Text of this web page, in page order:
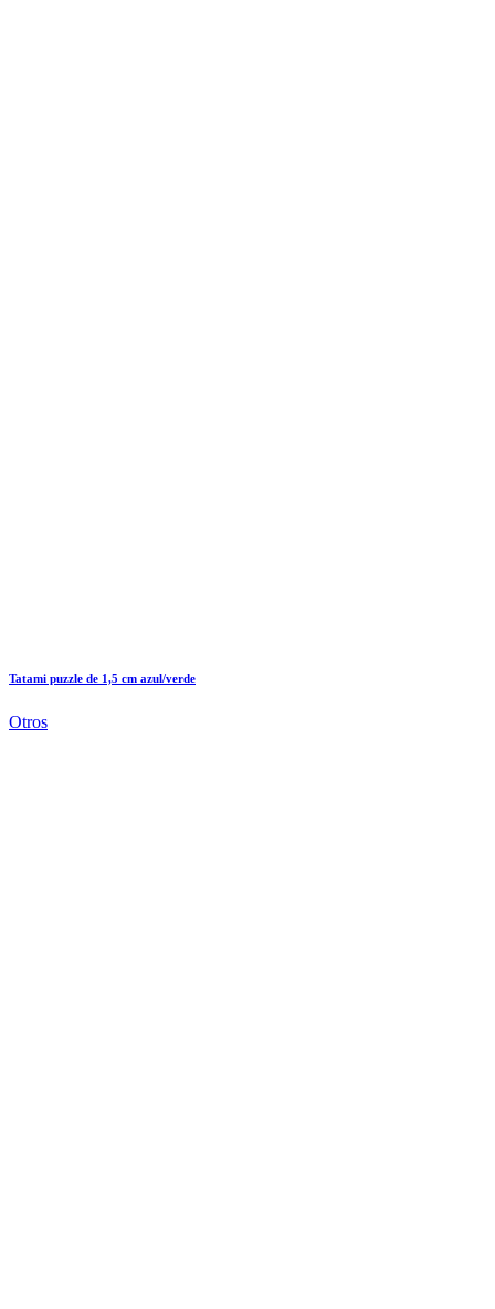
Tatami puzzle de 1,5 cm azul/verde
Otros